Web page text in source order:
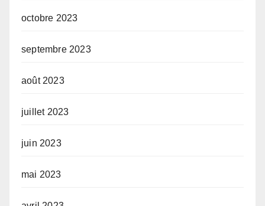
octobre 2023
septembre 2023
août 2023
juillet 2023
juin 2023
mai 2023